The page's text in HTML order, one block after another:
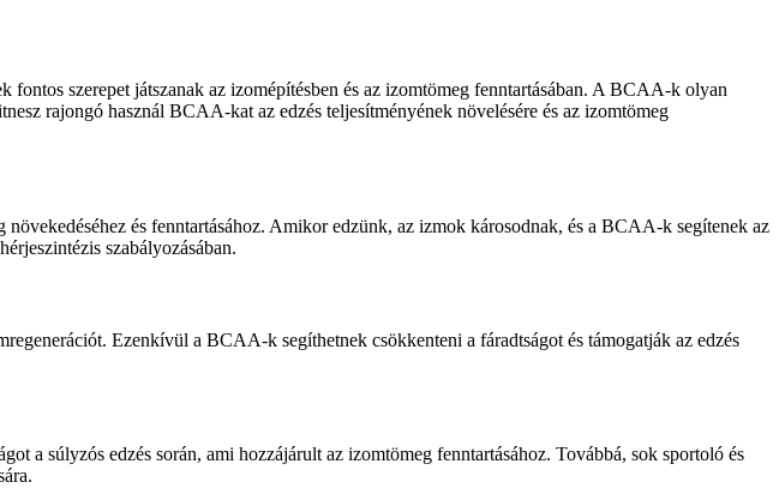
szerepet játszanak az izomépítésben és az izomtömeg fenntartásában. A BCAA-k olyan
rajongó használ BCAA-kat az edzés teljesítményének növelésére és az izomtömeg
és fenntartásához. Amikor edzünk, az izmok károsodnak, és a BCAA-k segítenek az
szabályozásában.
Ezenkívül a BCAA-k segíthetnek csökkenteni a fáradtságot és támogatják az edzés
a súlyzós edzés során, ami hozzájárult az izomtömeg fenntartásához. Továbbá, sok sportoló és